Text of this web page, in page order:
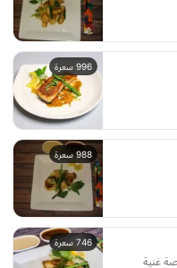
996 سعرة
988 سعرة
746 سعرة
غنية